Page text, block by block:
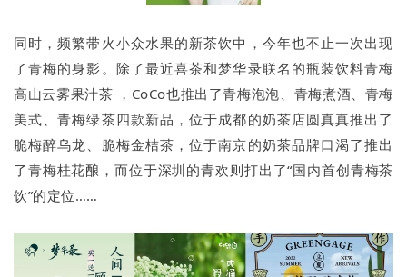
同时，频繁带火小众水果的新茶饮中，今年也不止一次出现
了青梅的身影。除了最近喜茶和梦华录联名的瓶装饮料青梅
高山云雾果汁茶 ，CoCo也推出了青梅泡泡、青梅煮酒、青梅
美式、青梅绿茶四款新品，位于成都的奶茶店圆真真推出了
脆梅醉乌龙、脆梅金桔茶，位于南京的奶茶品牌口渴了推出
了青梅桂花酿，而位于深圳的青欢则打出了“国内首创青梅茶
饮”的定位……